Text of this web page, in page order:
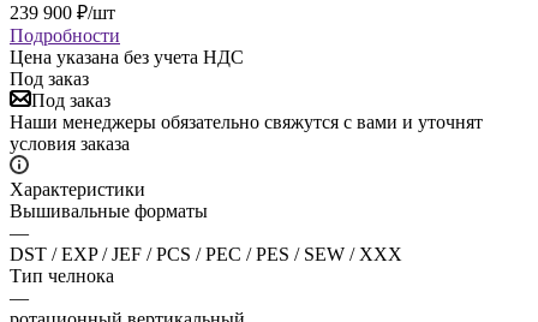
239 900 ₽/шт
Подробности
Цена указана без учета НДС
Под заказ
Под заказ
Наши менеджеры обязательно свяжутся с вами и уточнят
условия заказа
Характеристики
Вышивальные форматы
—
DST / EXP / JEF / PCS / PEC / PES / SEW / XXX
Тип челнока
—